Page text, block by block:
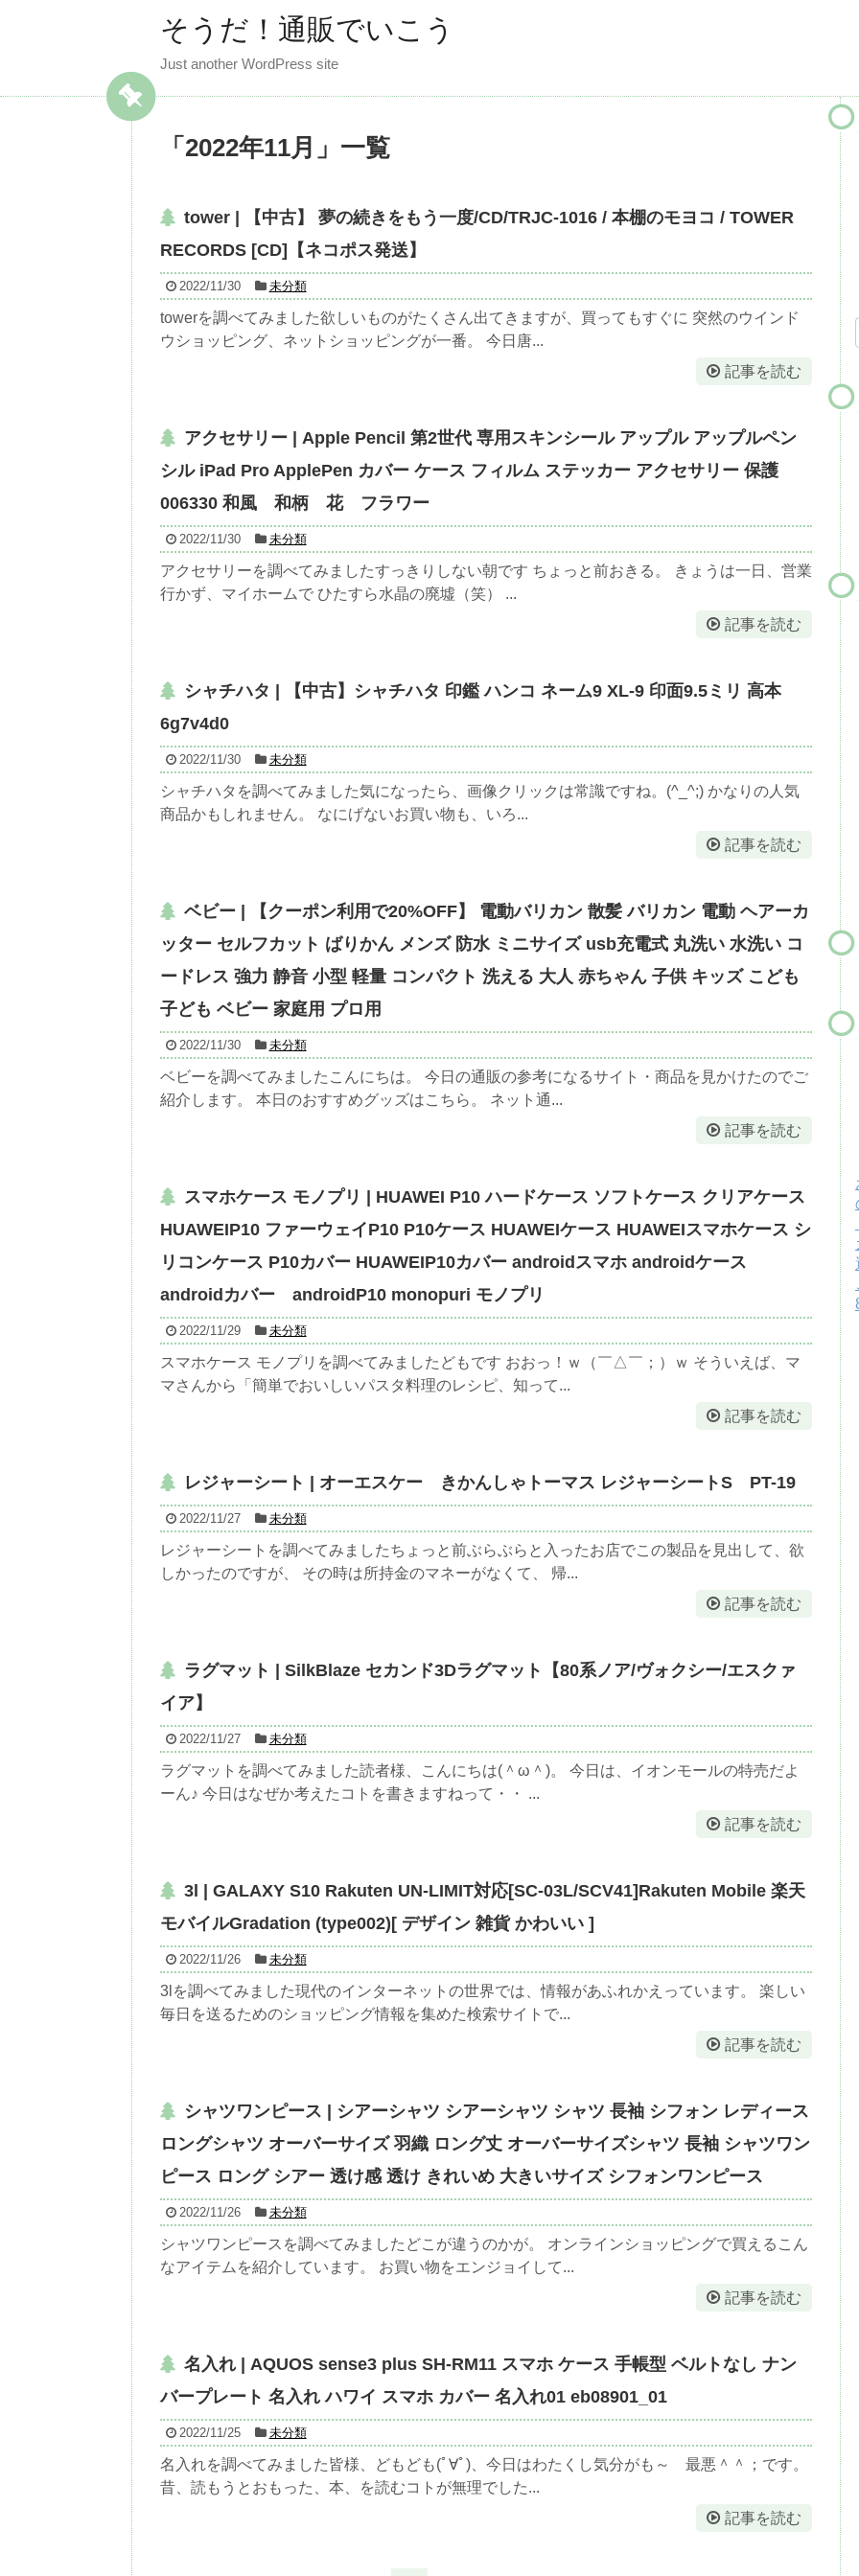
そうだ！通販でいこう
Just another WordPress site
「 2022年11月 」 一覧
tower | 【中古】 夢の続きをもう一度/CD/TRJC-1016 / 本棚のモヨコ / TOWER
RECORDS [CD]【ネコポス発送】
2022/11/30 未分類
towerを調べてみました欲しいものがたくさん出てきますが、買ってもすぐに 突然のウインド
ウショッピング、ネットショッピングが一番。 今日唐...
記事を読む
アクセサリー | Apple Pencil 第2世代 専用スキンシール アップル アップルペン
シル iPad Pro ApplePen カバー ケース フィルム ステッカー アクセサリー 保護
006330 和風 和柄 花 フラワー
2022/11/30 未分類
アクセサリーを調べてみましたすっきりしない朝です ちょっと前おきる。 きょうは一日、営業
行かず、マイホームで ひたすら水晶の廃墟（笑） ...
記事を読む
シャチハタ | 【中古】シャチハタ 印鑑 ハンコ ネーム9 XL-9 印面9.5ミリ 高本
6g7v4d0
2022/11/30 未分類
シャチハタを調べてみました気になったら、画像クリックは常識ですね。(^_^;) かなりの人気
商品かもしれません。 なにげないお買い物も、いろ...
記事を読む
ベビー | 【クーポン利用で20%OFF】 電動バリカン 散髪 バリカン 電動 ヘアーカ
ッター セルフカット ばりかん メンズ 防水 ミニサイズ usb充電式 丸洗い 水洗い コ
ードレス 強力 静音 小型 軽量 コンパクト 洗える 大人 赤ちゃん 子供 キッズ こども
子ども ベビー 家庭用 プロ用
2022/11/30 未分類
ベビーを調べてみましたこんにちは。 今日の通販の参考になるサイト・商品を見かけたのでご
紹介します。 本日のおすすめグッズはこちら。 ネット通...
記事を読む
スマホケース モノプリ | HUAWEI P10 ハードケース ソフトケース クリアケース
HUAWEIP10 ファーウェイP10 P10ケース HUAWEIケース HUAWEIスマホケース シ
リコンケース P10カバー HUAWEIP10カバー androidスマホ androidケース
androidカバー androidP10 monopuri モノプリ
2022/11/29 未分類
スマホケース モノプリを調べてみましたどもです おおっ！ｗ（￣△￣；）ｗ そういえば、マ
マさんから「簡単でおいしいパスタ料理のレシピ、知って...
記事を読む
レジャーシート | オーエスケー きかんしゃトーマス レジャーシートS PT-19
2022/11/27 未分類
レジャーシートを調べてみましたちょっと前ぶらぶらと入ったお店でこの製品を見出して、欲
しかったのですが、 その時は所持金のマネーがなくて、 帰...
記事を読む
ラグマット | SilkBlaze セカンド3Dラグマット【80系ノア/ヴォクシー/エスクァ
イア】
2022/11/27 未分類
ラグマットを調べてみました読者様、こんにちは(＾ω＾)。 今日は、イオンモールの特売だよ
ーん♪ 今日はなぜか考えたコトを書きますねって・・ ...
記事を読む
3l | GALAXY S10 Rakuten UN-LIMIT対応[SC-03L/SCV41]Rakuten Mobile 楽天
モバイルGradation (type002)[ デザイン 雑貨 かわいい ]
2022/11/26 未分類
3lを調べてみました現代のインターネットの世界では、情報があふれかえっています。 楽しい
毎日を送るためのショッピング情報を集めた検索サイトで...
記事を読む
シャツワンピース | シアーシャツ シアーシャツ シャツ 長袖 シフォン レディース
ロングシャツ オーバーサイズ 羽織 ロング丈 オーバーサイズシャツ 長袖 シャツワン
ピース ロング シアー 透け感 透け きれいめ 大きいサイズ シフォンワンピース
2022/11/26 未分類
シャツワンピースを調べてみましたどこが違うのかが。 オンラインショッピングで買えるこん
なアイテムを紹介しています。 お買い物をエンジョイして...
記事を読む
名入れ | AQUOS sense3 plus SH-RM11 スマホ ケース 手帳型 ベルトなし ナン
バープレート 名入れ ハワイ スマホ カバー 名入れ01 eb08901_01
2022/11/25 未分類
名入れを調べてみました皆様、どもども(ﾟ∀ﾟ)、今日はわたくし気分がも～ 最悪＾＾；です。
昔、読もうとおもった、本、を読むコトが無理でした...
記事を読む